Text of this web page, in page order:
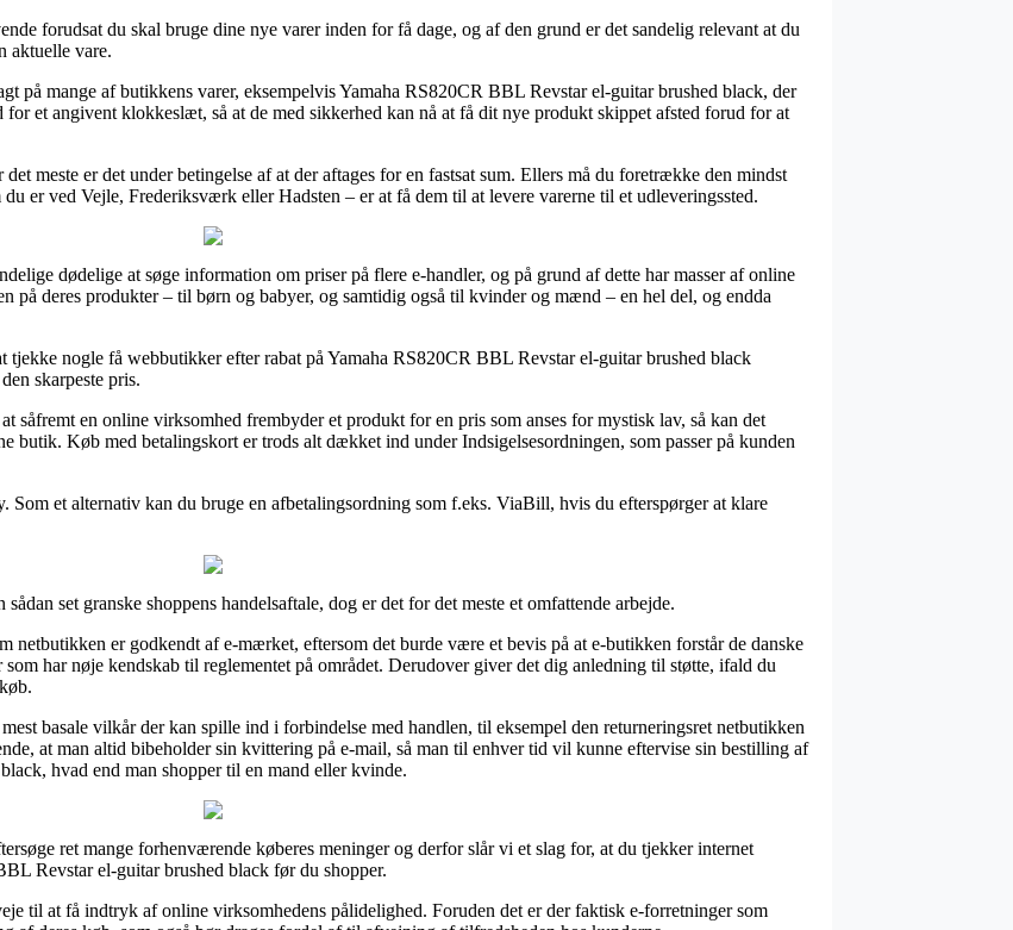
forudsat du skal bruge dine nye varer inden for få dage, og af den grund er det sandelig relevant at du
aktuelle vare.
på mange af butikkens varer, eksempelvis Yamaha RS820CR BBL Revstar el-guitar brushed black, der
et angivent klokkeslæt, så at de med sikkerhed kan nå at få dit nye produkt skippet afsted forud for at
meste er det under betingelse af at der aftages for en fastsat sum. Ellers må du foretrække den mindst
er ved Vejle, Frederiksværk eller Hadsten – er at få dem til at levere varerne til et udleveringssted.
dødelige at søge information om priser på flere e-handler, og på grund af dette har masser af online
på deres produkter – til børn og babyer, og samtidig også til kvinder og mænd – en hel del, og endda
tjekke nogle få webbutikker efter rabat på Yamaha RS820CR BBL Revstar el-guitar brushed black
skarpeste pris.
såfremt en online virksomhed frembyder et produkt for en pris som anses for mystisk lav, så kan det
butik. Køb med betalingskort er trods alt dækket ind under Indsigelsesordningen, som passer på kunden
Som et alternativ kan du bruge en afbetalingsordning som f.eks. ViaBill, hvis du efterspørger at klare
set granske shoppens handelsaftale, dog er det for det meste et omfattende arbejde.
netbutikken er godkendt af e-mærket, eftersom det burde være et bevis på at e-butikken forstår de danske
har nøje kendskab til reglementet på området. Derudover giver det dig anledning til støtte, ifald du
basale vilkår der kan spille ind i forbindelse med handlen, til eksempel den returneringsret netbutikken
at man altid bibeholder sin kvittering på e-mail, så man til enhver tid vil kunne eftervise sin bestilling af
hvad end man shopper til en mand eller kvinde.
ret mange forhenværende køberes meninger og derfor slår vi et slag for, at du tjekker internet
Revstar el-guitar brushed black før du shopper.
til at få indtryk af online virksomhedens pålidelighed. Foruden det er der faktisk e-forretninger som